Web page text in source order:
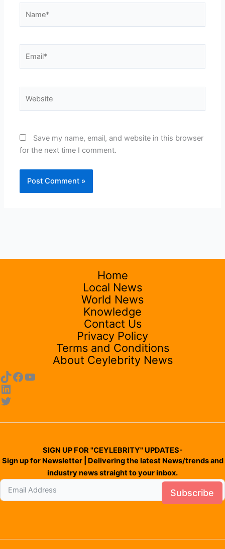
Save my name, email, and website in this browser
for the next time I comment.
Home
Local News
World News
Knowledge
Contact Us
Privacy Policy
Terms and Conditions
About Ceylebrity News
SIGN UP FOR "CEYLEBRITY" UPDATES-
Sign up for Newsletter | Delivering the latest News/trends and
industry news straight to your inbox.
Subscribe